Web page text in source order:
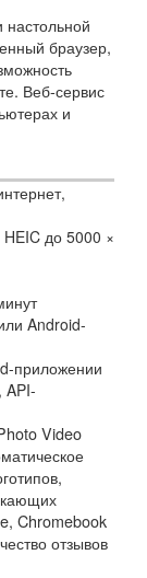
настольной
браузер,
Веб-сервис
и
HEIC до 5000 ×
Android-
приложении
API-
Video
Chromebook
отзывов